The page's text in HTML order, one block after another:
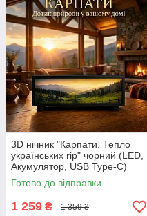
3D нічник "Карпати. Тепло
українських гір" чорний (LED,
Акумулятор, USB Type-C)
Готово до відправки
1 259 ₴ 1 359 ₴